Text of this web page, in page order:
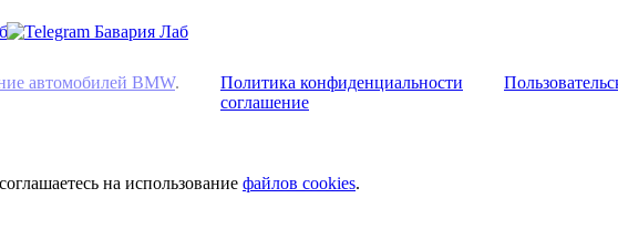
автомобилей BMW. Политика конфиденциальности
соглашение
на использование файлов cookies.